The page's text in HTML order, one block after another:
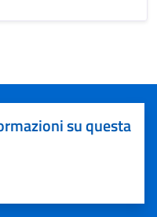
su questa
5